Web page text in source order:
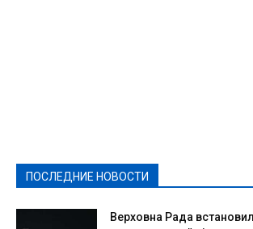
ПОСЛЕДНИЕ НОВОСТИ
Верховна Рада